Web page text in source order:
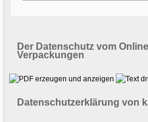
Der Datenschutz vom
Verpackungen
Datenschutzerklärung von